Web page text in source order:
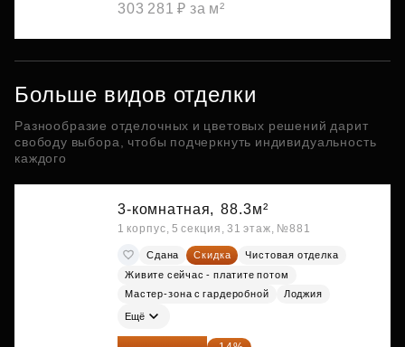
303 281 ₽ за м²
Больше видов отделки
Разнообразие отделочных и цветовых решений дарит
свободу выбора, чтобы подчеркнуть индивидуальность
каждого
3-комнатная, 88.3м²
1 корпус, 5 секция, 31 этаж, №881
Сдана Скидка
Чистовая отделка
Живите сейчас - платите потом
Мастер-зона с гардеробной
Лоджия
Ещё